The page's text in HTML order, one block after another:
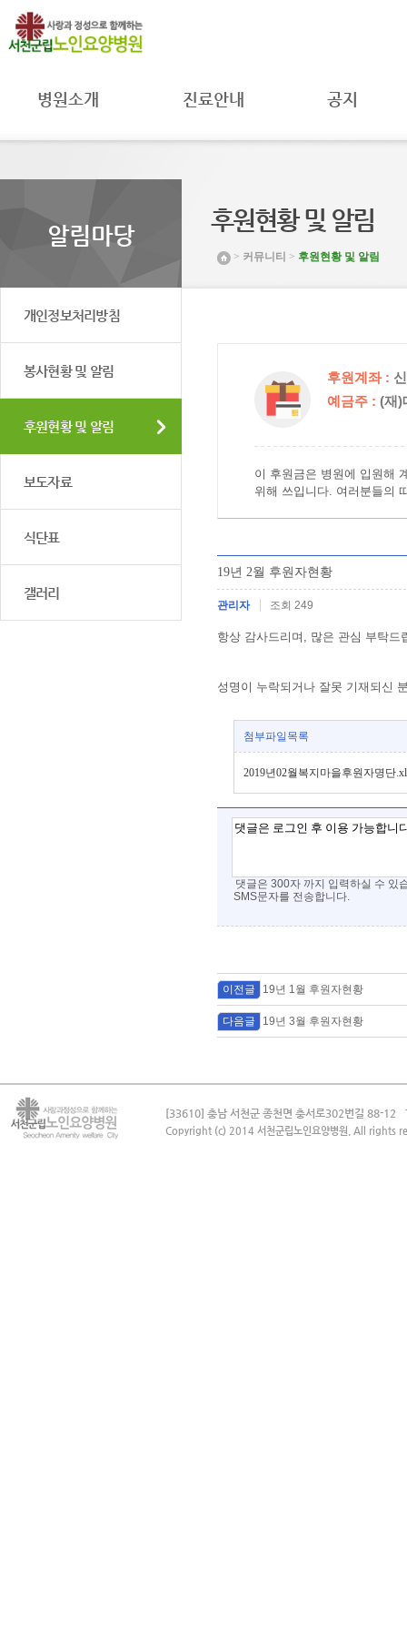
병원소개
조직도 및
연락처
진료안내
진료과
입원안내
프로그램안내
공지
공지사항
MOU 체결
환자권리와
취약환자
채용공고
알림마당
개인정보처리방침
봉사현황 및 알림
후원현황 및 알림
보도자료
식단표
갤러리
후원현황 및 알림
> 커뮤니티 > 후원현황 및 알림
후원계좌 :
예금주 : (재)
이 후원금은 병원에 입원해
위해 쓰입니다. 여러분들의
19년 2월 후원자현황
관리자 조회 249
항상 감사드리며, 많은 관심 부탁드
성명이 누락되거나 잘못 기재되신
첨부파일목록
2019년02월복지마을후원자명단
댓글은 300자 까지 입력하실 수 있
SMS문자를 전송합니다.
이전글 19년 1월 후원자현황
다음글 19년 3월 후원자현황
[33610] 충남 서천군 종천면 충서로302번길 88-12
Copyright (c) 2014 서천군립노인요양병원. All rights